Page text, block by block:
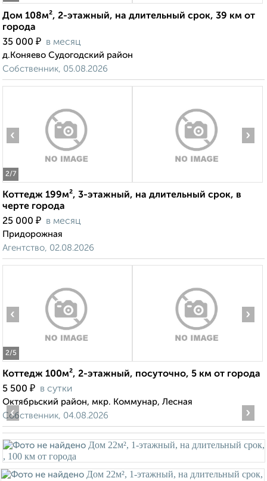
Дом 108м², 2-этажный, на длительный срок, 39 км от
города
35 000 ₽ в месяц
д.Коняево Судогодский район
Собственник, 05.08.2026
2/7
‹ ›
Коттедж 199м², 3-этажный, на длительный срок, в
черте города
25 000 ₽ в месяц
Придорожная
Агентство, 02.08.2026
2/5
‹ ›
Коттедж 100м², 2-этажный, посуточно, 5 км от города
5 500 ₽ в сутки
Октябрьский район, мкр. Коммунар, Лесная
Собственник, 04.08.2026
‹ ›